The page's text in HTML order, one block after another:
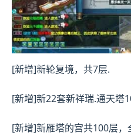
[新增]新轮复境，共7层.
[新増]新22套新祥瑞.通天塔
[新增]新雁塔的宫共100层，